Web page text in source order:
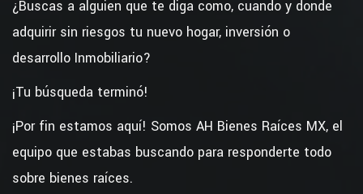
¿Buscas a alguien que te diga como, cuando y donde
adquirir sin riesgos tu nuevo hogar, inversión o
desarrollo Inmobiliario?
¡Tu búsqueda terminó!
¡Por fin estamos aquí! Somos AH Bienes Raíces MX, el
equipo que estabas buscando para responderte todo
sobre bienes raíces.